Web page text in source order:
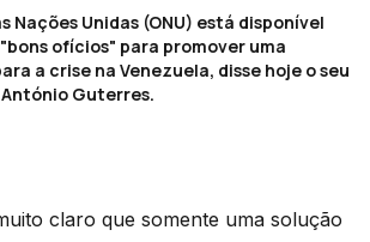
Nações Unidas (ONU) está disponível
ofícios" para promover uma
a crise na Venezuela, disse hoje o seu
Guterres.
claro que somente uma solução